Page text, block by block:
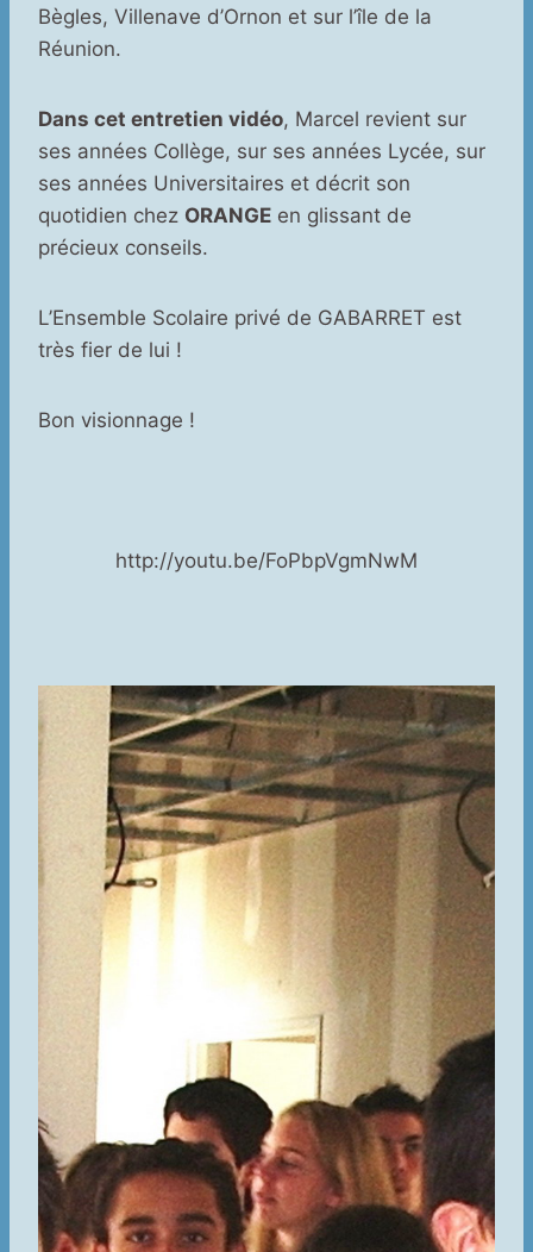
Bègles, Villenave d’Ornon et sur l’île de la
Réunion.
Dans cet entretien vidéo, Marcel revient sur
ses années Collège, sur ses années Lycée, sur
ses années Universitaires et décrit son
quotidien chez ORANGE en glissant de
précieux conseils.
L’Ensemble Scolaire privé de GABARRET est
très fier de lui !
Bon visionnage !
http://youtu.be/FoPbpVgmNwM